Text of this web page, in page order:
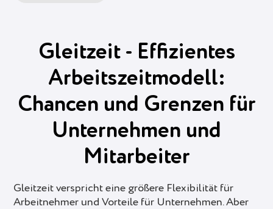
Gleitzeit - Effizientes
Arbeitszeitmodell:
Chancen und Grenzen für
Unternehmen und
Mitarbeiter
Gleitzeit verspricht eine größere Flexibilität für
Arbeitnehmer und Vorteile für Unternehmen. Aber